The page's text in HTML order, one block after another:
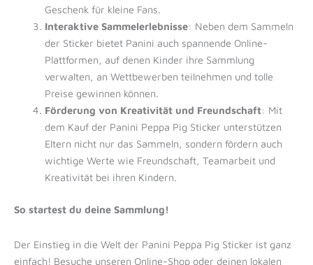
Geschenk für kleine Fans.
Interaktive Sammelerlebnisse: Neben dem Sammeln
der Sticker bietet Panini auch spannende Online-
Plattformen, auf denen Kinder ihre Sammlung
verwalten, an Wettbewerben teilnehmen und tolle
Preise gewinnen können.
Förderung von Kreativität und Freundschaft: Mit
dem Kauf der Panini Peppa Pig Sticker unterstützen
Eltern nicht nur das Sammeln, sondern fördern auch
wichtige Werte wie Freundschaft, Teamarbeit und
Kreativität bei ihren Kindern.
So startest du deine Sammlung!
Der Einstieg in die Welt der Panini Peppa Pig Sticker ist ganz
einfach! Besuche unseren Online-Shop oder deinen lokalen